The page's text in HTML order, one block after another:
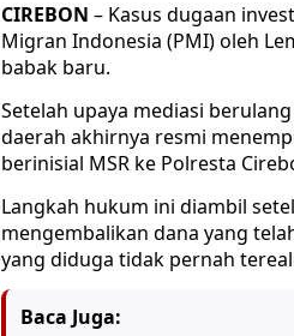
CIREBON – Kasus dugaan
Migran Indonesia (PMI) oleh
babak baru.
Setelah upaya mediasi
daerah akhirnya resmi
berinisial MSR ke Polresta
Langkah hukum ini diambil
mengembalikan dana yang
yang diduga tidak pernah
Baca Juga: